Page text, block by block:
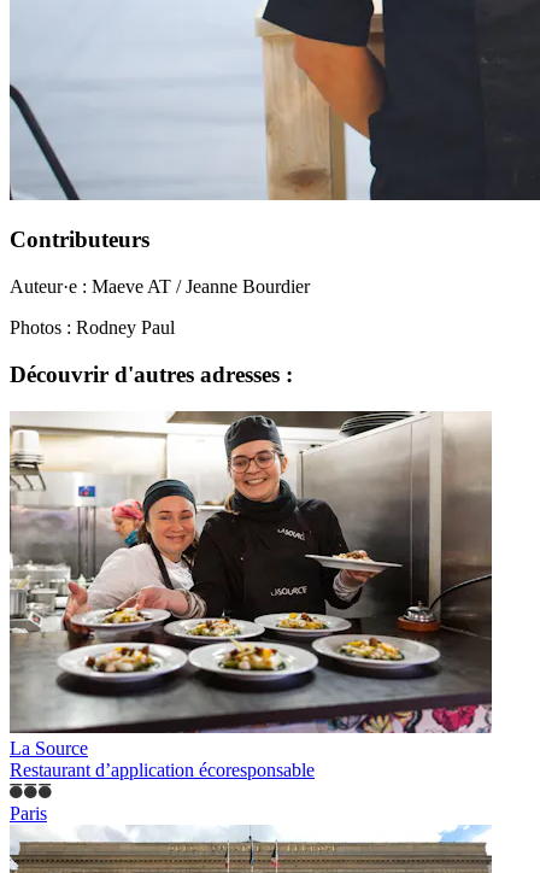
Contributeurs
Auteur·e : Maeve AT / Jeanne Bourdier
Photos : Rodney Paul
Découvrir d'autres adresses :
La Source
Restaurant d’application écoresponsable
Paris